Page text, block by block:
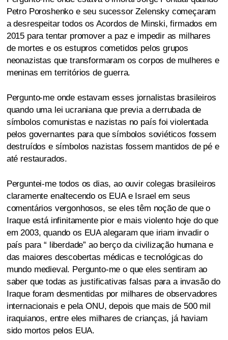
Petro Poroshenko e seu sucessor Zelensky começaram
a desrespeitar todos os Acordos de Minski, firmados em
2015 para tentar promover a paz e impedir as milhares
de mortes e os estupros cometidos pelos grupos
neonazistas que transformaram os corpos de mulheres e
meninas em territórios de guerra.
Pergunto-me onde estavam esses jornalistas brasileiros
quando uma lei ucraniana que previa a derrubada de
símbolos comunistas e nazistas no país foi violentada
pelos governantes para que símbolos soviéticos fossem
destruídos e símbolos nazistas fossem mantidos de pé e
até restaurados.
Perguntei-me todos os dias, ao ouvir colegas brasileiros
claramente enaltecendo os EUA e Israel em seus
comentários vergonhosos, se eles têm noção de que o
Iraque está infinitamente pior e mais violento hoje do que
em 2003, quando os EUA alegaram que iriam invadir o
país para “ liberdade” ao berço da civilização humana e
das maiores descobertas médicas e tecnológicas do
mundo medieval. Pergunto-me o que eles sentiram ao
saber que todas as justificativas falsas para a invasão do
Iraque foram desmentidas por milhares de observadores
internacionais e pela ONU, depois que mais de 500 mil
iraquianos, entre eles milhares de crianças, já haviam
sido mortos pelos EUA.